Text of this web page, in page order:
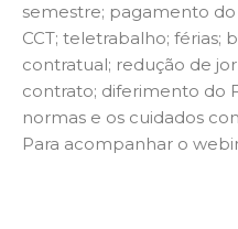
semestre; pagamento
CCT; teletrabalho; férias;
contratual; redução de
contrato; diferimento do
normas e os cuidados
Para acompanhar o